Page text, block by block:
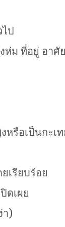
ป
ห่ม ที่อยู่ อาศั
หรือเป็นกะเ
เรียบร้อย
ดเผย
า)